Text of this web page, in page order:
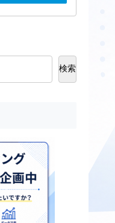
検索